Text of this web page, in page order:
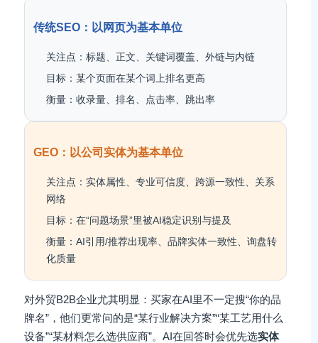
传统SEO：以网页为基本单位
关注点：标题、正文、关键词覆盖、外链与内链
目标：某个页面在某个词上排名更高
衡量：收录量、排名、点击率、跳出率
GEO：以公司实体为基本单位
关注点：实体属性、专业可信度、跨源一致性、关系
网络
目标：在“问题场景”里被AI稳定识别与提及
衡量：AI引用/推荐出现率、品牌实体一致性、询盘转
化质量
对外贸B2B企业尤其明显：买家在AI里不一定搜“你的品
牌名”，他们更常问的是“某行业解决方案”“某工艺用什么
设备”“某材料怎么选供应商”。AI在回答时会优先选实体